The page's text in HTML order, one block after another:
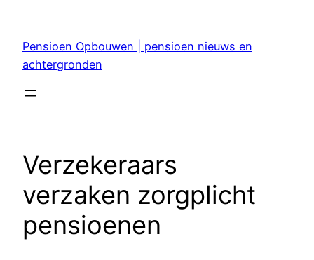
inhoud
Pensioen Opbouwen | pensioen nieuws en
achtergronden
Verzekeraars
verzaken zorgplicht
pensioenen